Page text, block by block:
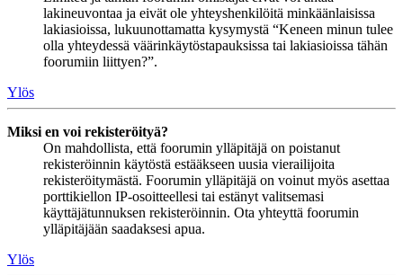
lakineuvontaa ja eivät ole yhteyshenkilöitä minkäänlaisissa
lakiasioissa, lukuunottamatta kysymystä “Keneen minun tulee
olla yhteydessä väärinkäytöstapauksissa tai lakiasioissa tähän
foorumiin liittyen?”.
Ylös
Miksi en voi rekisteröityä?
On mahdollista, että foorumin ylläpitäjä on poistanut
rekisteröinnin käytöstä estääkseen uusia vierailijoita
rekisteröitymästä. Foorumin ylläpitäjä on voinut myös asettaa
porttikiellon IP-osoitteellesi tai estänyt valitsemasi
käyttäjätunnuksen rekisteröinnin. Ota yhteyttä foorumin
ylläpitäjään saadaksesi apua.
Ylös